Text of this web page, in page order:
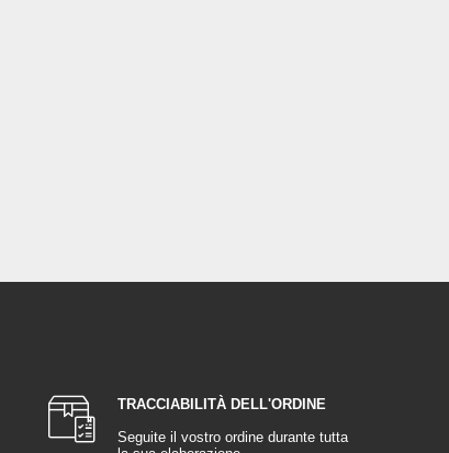
TRACCIABILITÀ DELL'ORDINE
Seguite il vostro ordine durante tutta